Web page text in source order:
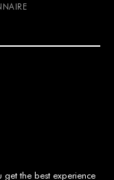
get the best experience